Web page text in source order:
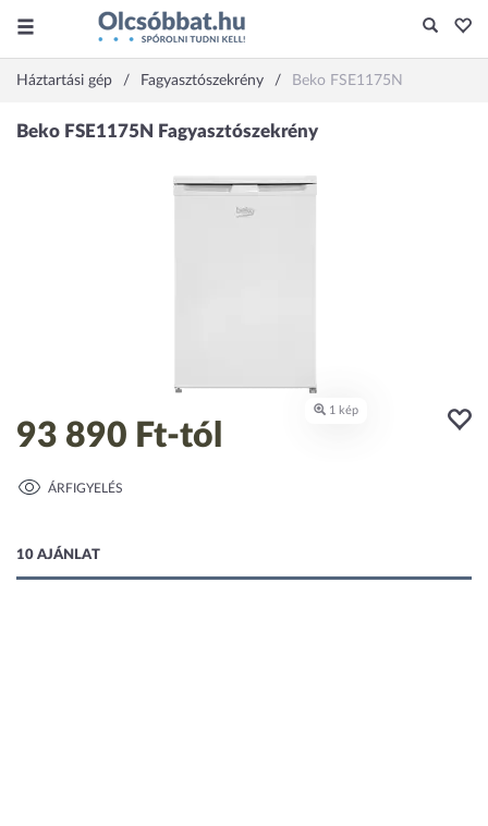
Háztartási gép Fagyasztószekrény Beko FSE1175N
93 890 Ft-tól
ÁRFIGYELÉS
10 AJÁNLAT